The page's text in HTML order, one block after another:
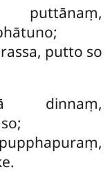
puttānaṃ,
putto so
dinnaṃ,